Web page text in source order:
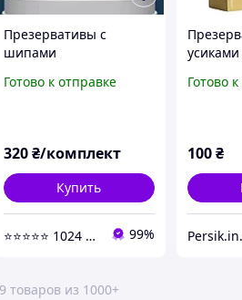
Презервативы с
шипами
Готово к отправке
320₴/комплект
Купить
⭐⭐⭐⭐⭐ 1024 - Быстрая отправка в день заказа 99%
Готово
100 ₴
товаров из 1000+